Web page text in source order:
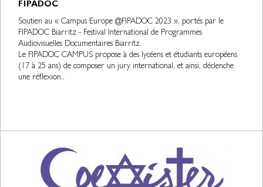
FIPADOC
Soutien au « Campus Europe @FIPADOC 2023 », portés par le
FIPADOC Biarritz - Festival International de Programmes
Audiovisuelles Documentaires Biarritz.
Le FIPADOC CAMPUS propose à des lycéens et étudiants européens
(17 à 25 ans) de composer un jury international, et ainsi, déclenche
une réflexion..